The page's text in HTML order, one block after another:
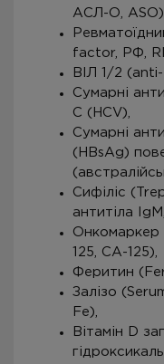
АСЛ-О, ASO)
factor, РФ,
ВІЛ 1/2
Сумарні
С (HCV),
Сумарні
(HBsAg)
Сифіліс
антитіла
Онкомаркер
125, СА-125),
Феритин
Залізо
Fe),
Вітамін D